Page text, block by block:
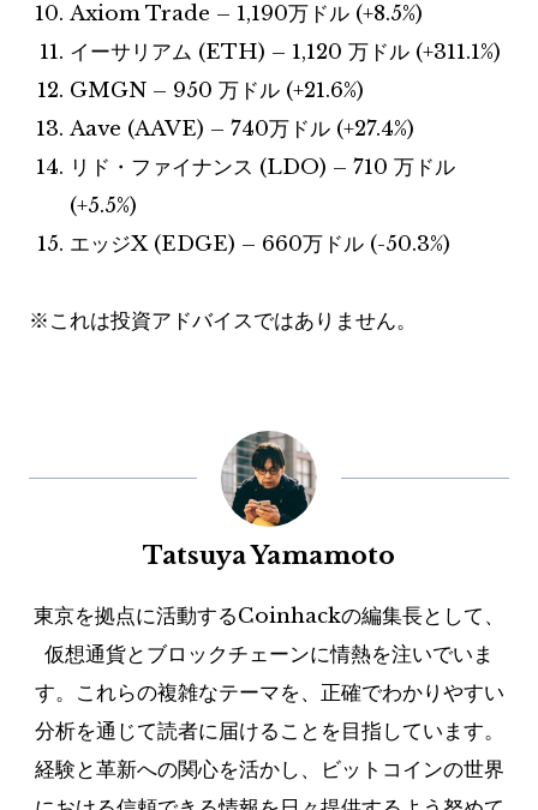
Axiom Trade – 1,190万ドル (+8.5%)
イーサリアム (ETH) – 1,120 万ドル (+311.1%)
GMGN – 950 万ドル (+21.6%)
Aave (AAVE) – 740万ドル (+27.4%)
リド・ファイナンス (LDO) – 710 万ドル
(+5.5%)
エッジX (EDGE) – 660万ドル (-50.3%)
※これは投資アドバイスではありません。
Tatsuya Yamamoto
東京を拠点に活動するCoinhackの編集長として、
仮想通貨とブロックチェーンに情熱を注いでいま
す。これらの複雑なテーマを、正確でわかりやすい
分析を通じて読者に届けることを目指しています。
経験と革新への関心を活かし、ビットコインの世界